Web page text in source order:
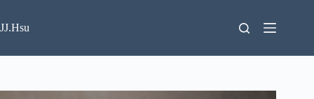
至
要
容
JJ.Hsu